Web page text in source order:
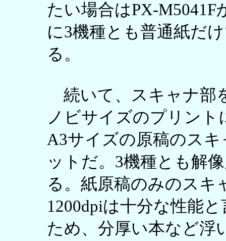
たい場合はPX-M5041F
に3機種とも普通紙だ
る。
続いて、スキャナ部
ノビサイズのプリン
A3サイズの原稿のス
ットだ。3機種とも解
る。紙原稿のみのスキ
1200dpiは十分な性能
ため、分厚い本など浮